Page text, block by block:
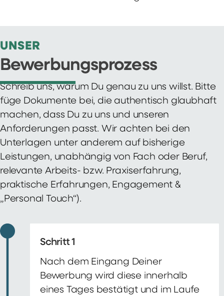
UNSER
Bewerbungsprozess
Schreib uns, warum Du genau zu uns willst. Bitte
füge Dokumente bei, die authentisch glaubhaft
machen, dass Du zu uns und unseren
Anforderungen passt. Wir achten bei den
Unterlagen unter anderem auf bisherige
Leistungen, unabhängig von Fach oder Beruf,
relevante Arbeits- bzw. Praxiserfahrung,
praktische Erfahrungen, Engagement &
„Personal Touch“).
Schritt 1
Nach dem Eingang Deiner
Bewerbung wird diese innerhalb
eines Tages bestätigt und im Laufe